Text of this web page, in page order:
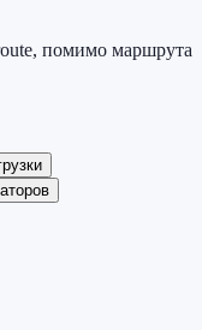
помимо маршрута